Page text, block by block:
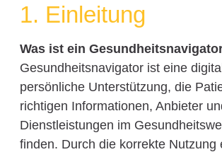
1. Einleitung
Was ist ein
Gesundheitsnavigator ist eine
persönliche Unterstützung, die
richtigen Informationen, Anbieter
Dienstleistungen im
finden. Durch die korrekte Nutzung